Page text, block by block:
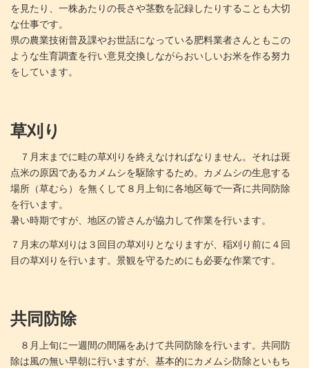
を見たり、一株あたりの長さや茎数を記録したりすることも大切
な仕事です。
県の農業技術普及課やお世話になっている肥料業者さんともこの
ような生育調査を行い意見交換しながらおいしいお米を作る努力
をしています。
草刈り
７月末までに畦の草刈りを終えなければなりません。それは斑
点米の原因であるカメムシを駆除するため。カメムシの生息する
場所（草むら）を無くして８月上旬に各地区毎で一斉に共同防除
を行います。
暑い時期ですが、地区の皆さんが協力して作業を行います。
７月末の草刈りは３回目の草刈りとなりますが、稲刈り前に４回
目の草刈りを行います。景観を守るためにも必要な作業です。
共同防除
８月上旬に一週間の間隔をあけて共同防除を行います。共同防
除は風の無い早朝に行いますが、基本的にカメムシ防除といもち